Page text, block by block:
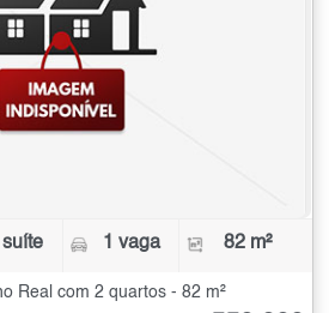
suíte 1 vaga 82 m²
Real com 2 quartos - 82 m²